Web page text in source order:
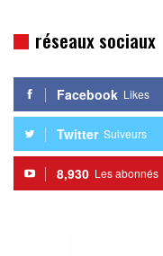
réseaux sociaux
Facebook Likes
Twitter Suiveurs
8,930 Les abonnés